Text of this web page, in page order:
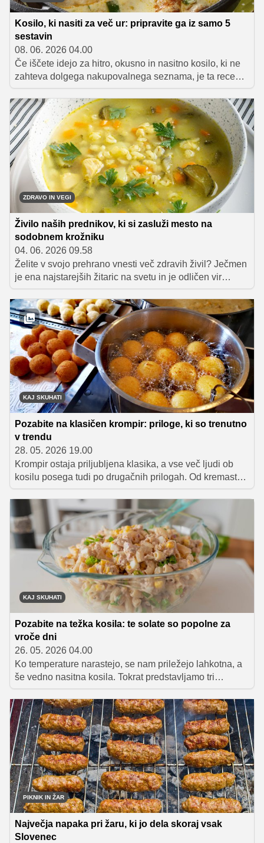
Kosilo, ki nasiti za več ur: pripravite ga iz samo 5
sestavin
08. 06. 2026 04.00
Če iščete idejo za hitro, okusno in nasitno kosilo, ki ne
zahteva dolgega nakupovalnega seznama, je ta recept
odlična izbira. Sočen piščanec, sezonske bučke in grški
jogurt ustvarijo lahkotno, a hkrati zelo nasitno jed, ki jo
pripravite v manj kot pol ure.
ZDRAVO IN VEGI
Živilo naših prednikov, ki si zasluži mesto na
sodobnem krožniku
04. 06. 2026 09.58
Želite v svojo prehrano vnesti več zdravih živil? Ječmen
je ena najstarejših žitaric na svetu in je odličen vir
vlaknin ter mineralov. Preverite, kako ga vključiti v
poletne jedi, od solat do enolončnic, in zakaj je ješprenj
idealen za pripravo vnaprej.
KAJ SKUHATI
Pozabite na klasičen krompir: priloge, ki so trenutno
v trendu
28. 05. 2026 19.00
Krompir ostaja priljubljena klasika, a vse več ljudi ob
kosilu posega tudi po drugačnih prilogah. Od kremaste
polente do pečene zelenjave in kuskusa –
predstavljamo vam sedem okusnih prilog, ki so trenutno
pravi hit v domačih kuhinjah in s katerimi lahko kosilo v
hipu dvignete na nov nivo.
KAJ SKUHATI
Pozabite na težka kosila: te solate so popolne za
vroče dni
26. 05. 2026 04.00
Ko temperature narastejo, se nam priležejo lahkotna, a
še vedno nasitna kosila. Tokrat predstavljamo tri
osvežilne solate, ki so odlična izbira za kosilo, pripravo
obrokov vnaprej ali malico za v službo – od testeninske
solate do hrustljave solate s piščancem.
PIKNIK IN ŽAR
Največja napaka pri žaru, ki jo dela skoraj vsak
Slovenec